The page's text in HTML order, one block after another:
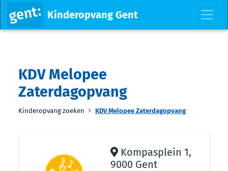
Kinderopvang Gent
KDV Melopee
Zaterdagopvang
Kinderopvang zoeken KDV Melopee Zaterdagopvang
Kompasplein 1,
9000 Gent